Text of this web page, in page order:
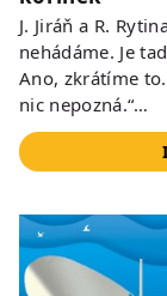
J. Jiráň a R.
nehádáme. Je
Ano, zkrátíme
nic nepozná.“…